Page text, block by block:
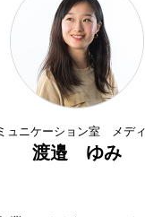
ュニケーション室 メデ
渡邉 ゆみ